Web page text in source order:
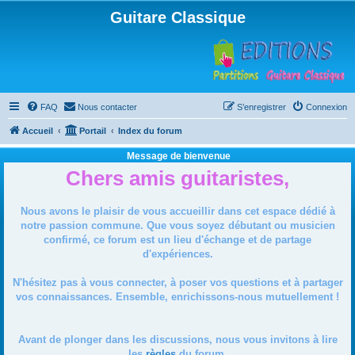
Guitare Classique
FAQ Nous contacter Connexion
S’enregistrer
Accueil Portail Index du forum
Message de bienvenue
Chers amis guitaristes,
Nous avons le plaisir de vous accueillir dans cet espace dédié à
notre passion commune. Que vous soyez débutant ou musicien
confirmé, ce forum est un lieu d'échange et de partage
d'expériences.
N'hésitez pas à vous connecter, à poser vos questions et à partager
vos connaissances. Ensemble, enrichissons-nous mutuellement !
Avant de plonger dans les discussions, nous vous invitons à lire